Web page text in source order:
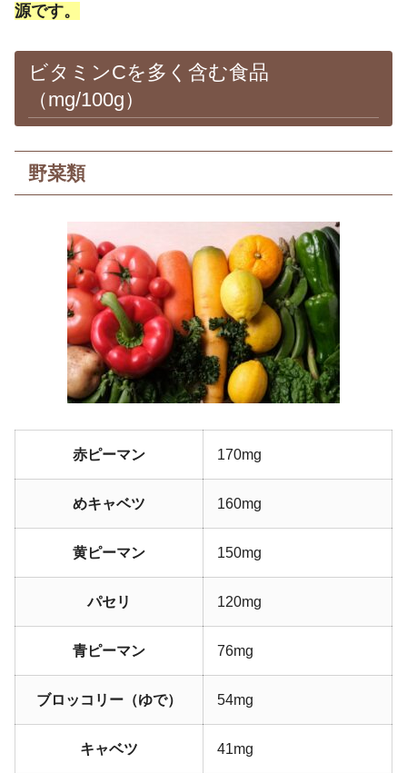
源です。
ビタミンCを多く含む食品
（mg/100g）
野菜類
赤ピーマン 170mg
めキャベツ 160mg
黄ピーマン 150mg
パセリ 120mg
青ピーマン 76mg
ブロッコリー（ゆで） 54mg
キャベツ 41mg